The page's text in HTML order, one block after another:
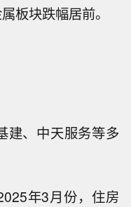
板块跌幅居前。
建、中天服务等多
年3月份，住房